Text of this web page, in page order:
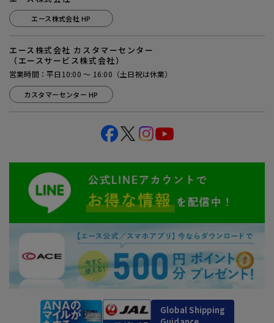
エース株式会社 HP
エース株式会社 カスタマーセンター
（エースサービス株式会社）
営業時間：平日10:00 ～ 16:00（土日祝は休業）
カスタマーセンター HP
Global Shipping